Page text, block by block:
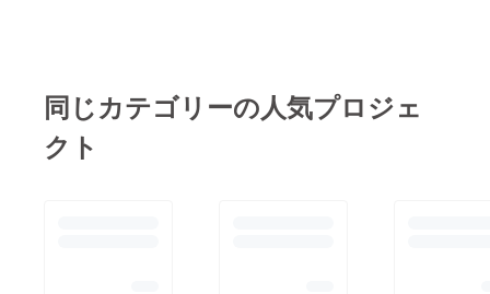
きますがシフォンはと
ても元気に過ごしてお
同じカテゴリーの人気プロジェ
クト